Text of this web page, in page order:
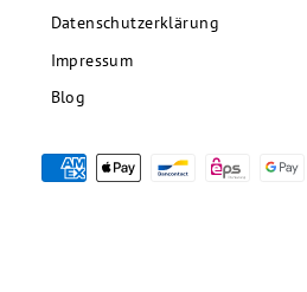
Datenschutzerklärung
Impressum
Blog